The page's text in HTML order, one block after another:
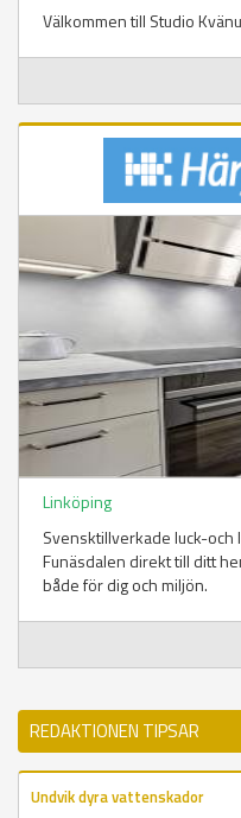
Välkommen till Studio
Linköping
Svensktillverkade luck-
Funäsdalen direkt till ditt
både för dig och miljön.
REDAKTIONEN TIPSAR
Undvik dyra vattenskador